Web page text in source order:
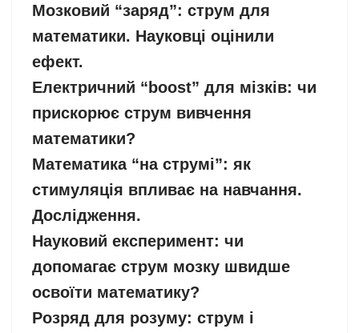
Мозковий “заряд”: струм для
математики. Науковці оцінили
ефект.
Електричний “boost” для мізків: чи
прискорює струм вивчення
математики?
Математика “на струмі”: як
стимуляція впливає на навчання.
Дослідження.
Науковий експеримент: чи
допомагає струм мозку швидше
освоїти математику?
Розряд для розуму: струм і